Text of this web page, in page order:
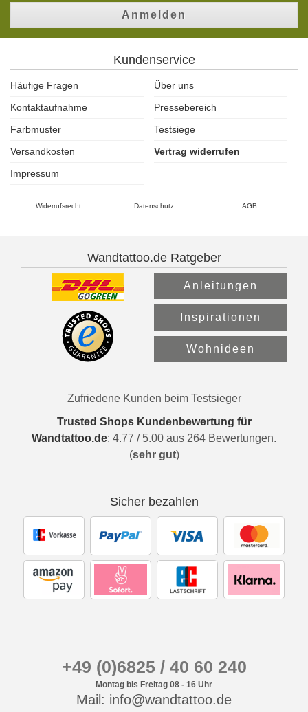
Anmelden
Kundenservice
Häufige Fragen
Über uns
Kontaktaufnahme
Pressebereich
Farbmuster
Testsiege
Versandkosten
Vertrag widerrufen
Impressum
Widerrufsrecht Datenschutz AGB
Wandtattoo.de Ratgeber
Anleitungen
Inspirationen
Wohnideen
Zufriedene Kunden beim Testsieger
Trusted Shops Kundenbewertung für
Wandtattoo.de: 4.77 / 5.00 aus 264 Bewertungen.
(sehr gut)
Sicher bezahlen
+49 (0)6825 / 40 60 240
Montag bis Freitag 08 - 16 Uhr
Mail: info@wandtattoo.de